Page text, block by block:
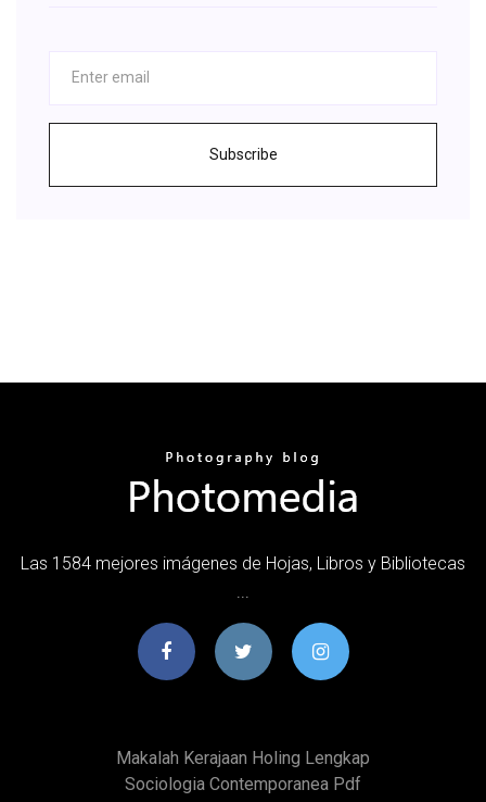
Subscribe
Las 1584 mejores imágenes de Hojas, Libros y Bibliotecas
Makalah Kerajaan Holing Lengkap
Sociologia Contemporanea Pdf